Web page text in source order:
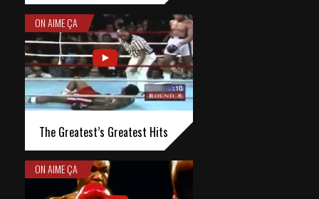
ON AIME ÇA
The Greatest’s Greatest Hits
ON AIME ÇA